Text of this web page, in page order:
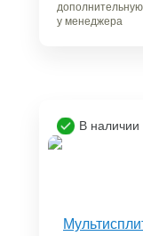
дополнительную
у менеджера
В наличии